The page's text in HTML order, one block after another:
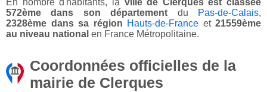
En nombre d'habitants, la ville de Clerques est classée
572ème dans son département du Pas-de-Calais,
2328ème dans sa région Hauts-de-France et 21559ème
au niveau national en France Métropolitaine.
Coordonnées officielles de la
mairie de Clerques